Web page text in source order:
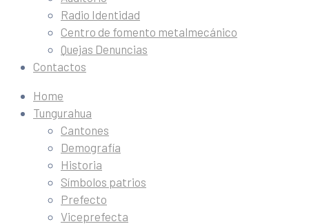
Radio Identidad
Centro de fomento metalmecánico
Quejas Denuncias
Contactos
Home
Tungurahua
Cantones
Demografía
Historia
Símbolos patrios
Prefecto
Viceprefecta